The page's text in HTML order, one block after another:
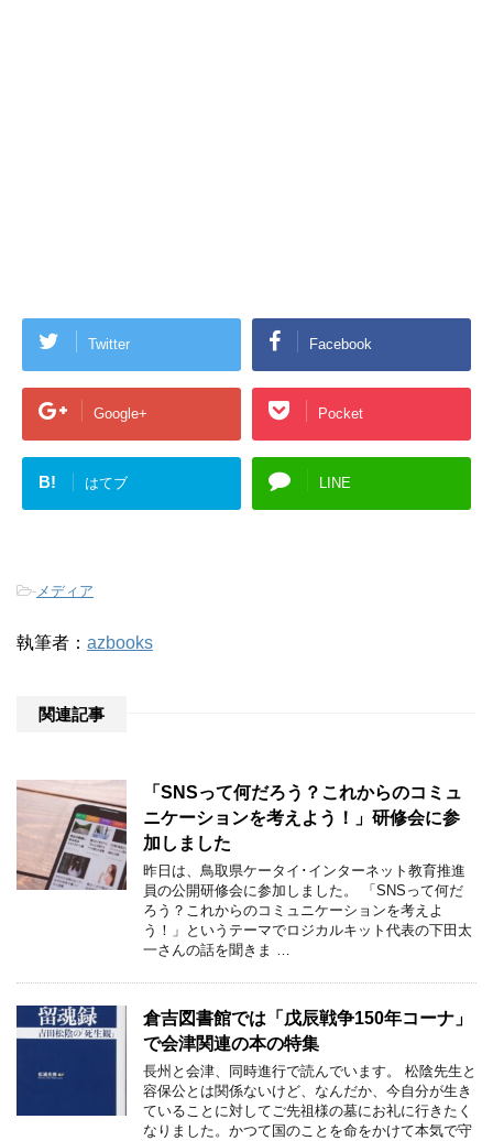
Twitter Facebook
Google+ Pocket
B! はてブ LINE
- メディア
執筆者： azbooks
関連記事
「SNSって何だろう？これからのコミュ
ニケーションを考えよう！」研修会に参
加しました
昨日は、鳥取県ケータイ･インターネット教育推進
員の公開研修会に参加しました。 「SNSって何だ
ろう？これからのコミュニケーションを考えよ
う！」というテーマでロジカルキット代表の下田太
一さんの話を聞きま …
倉吉図書館では「戊辰戦争150年コーナ」
で会津関連の本の特集
長州と会津、同時進行で読んでいます。 松陰先生と
容保公とは関係ないけど、なんだか、今自分が生き
ていることに対してご先祖様の墓にお礼に行きたく
なりました。かつて国のことを命をかけて本気で守